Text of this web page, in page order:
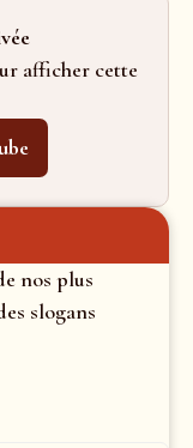
afficher cette
nos plus
slogans